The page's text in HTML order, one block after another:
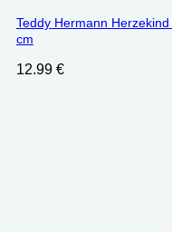
Teddy Hermann
cm
12.99 €